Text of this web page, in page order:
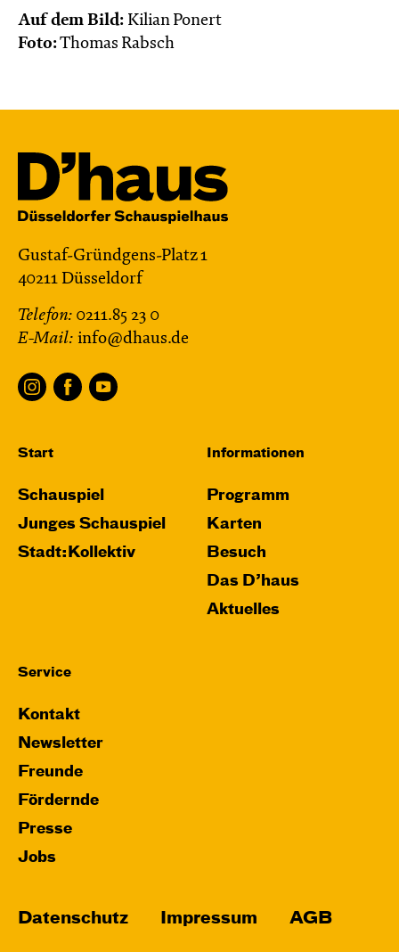
Auf dem Bild: Kilian Ponert
Foto:Thomas Rabsch
Gustaf-Gründgens-Platz 1
40211 Düsseldorf
Telefon: 0211.85 23 0
E-Mail: info@dhaus.de
Start
Schauspiel
Junges Schauspiel
Stadt:Kollektiv
Informationen
Programm
Karten
Besuch
Das D’haus
Aktuelles
Service
Kontakt
Newsletter
Freunde
Fördernde
Presse
Jobs
Datenschutz Impressum AGB